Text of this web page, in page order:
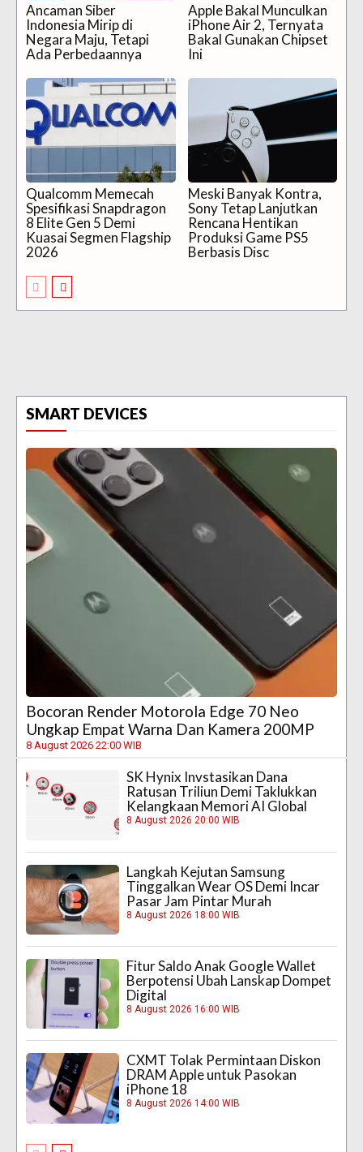
Ancaman Siber
Indonesia Mirip di
Negara Maju, Tetapi
Ada Perbedaannya
Apple Bakal Munculkan
iPhone Air 2, Ternyata
Bakal Gunakan Chipset
Ini
Qualcomm Memecah
Spesifikasi Snapdragon
8 Elite Gen 5 Demi
Kuasai Segmen Flagship
2026
Meski Banyak Kontra,
Sony Tetap Lanjutkan
Rencana Hentikan
Produksi Game PS5
Berbasis Disc
SMART DEVICES
Bocoran Render Motorola Edge 70 Neo
Ungkap Empat Warna Dan Kamera 200MP
8 August 2026 22:00 WIB
SK Hynix Invstasikan Dana
Ratusan Triliun Demi Taklukkan
Kelangkaan Memori AI Global
8 August 2026 20:00 WIB
Langkah Kejutan Samsung
Tinggalkan Wear OS Demi Incar
Pasar Jam Pintar Murah
8 August 2026 18:00 WIB
Fitur Saldo Anak Google Wallet
Berpotensi Ubah Lanskap Dompet
Digital
8 August 2026 16:00 WIB
CXMT Tolak Permintaan Diskon
DRAM Apple untuk Pasokan
iPhone 18
8 August 2026 14:00 WIB